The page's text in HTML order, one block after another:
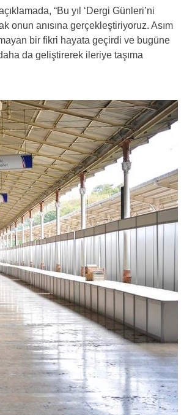
“Bu yıl ‘Dergi Günleri’ni
onun anısına gerçekleştiriyoruz. Asım
bir fikri hayata geçirdi ve bugüne
da geliştirerek ileriye taşıma